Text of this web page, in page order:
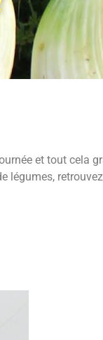
et tout cela
légumes,